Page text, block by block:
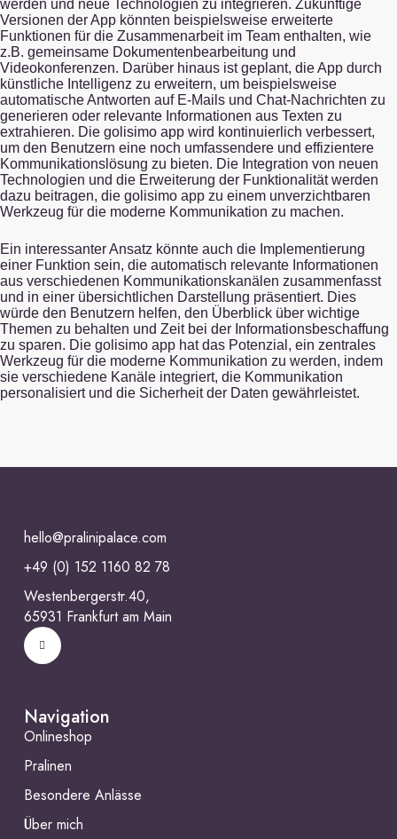
werden und neue Technologien zu integrieren. Zukünftige
Versionen der App könnten beispielsweise erweiterte
Funktionen für die Zusammenarbeit im Team enthalten, wie
z.B. gemeinsame Dokumentenbearbeitung und
Videokonferenzen. Darüber hinaus ist geplant, die App durch
künstliche Intelligenz zu erweitern, um beispielsweise
automatische Antworten auf E-Mails und Chat-Nachrichten zu
generieren oder relevante Informationen aus Texten zu
extrahieren. Die golisimo app wird kontinuierlich verbessert,
um den Benutzern eine noch umfassendere und effizientere
Kommunikationslösung zu bieten. Die Integration von neuen
Technologien und die Erweiterung der Funktionalität werden
dazu beitragen, die golisimo app zu einem unverzichtbaren
Werkzeug für die moderne Kommunikation zu machen.
Ein interessanter Ansatz könnte auch die Implementierung
einer Funktion sein, die automatisch relevante Informationen
aus verschiedenen Kommunikationskanälen zusammenfasst
und in einer übersichtlichen Darstellung präsentiert. Dies
würde den Benutzern helfen, den Überblick über wichtige
Themen zu behalten und Zeit bei der Informationsbeschaffung
zu sparen. Die golisimo app hat das Potenzial, ein zentrales
Werkzeug für die moderne Kommunikation zu werden, indem
sie verschiedene Kanäle integriert, die Kommunikation
personalisiert und die Sicherheit der Daten gewährleistet.
hello@pralinipalace.com
+49 (0) 152 1160 82 78
Westenbergerstr.40,
65931 Frankfurt am Main
Navigation
Onlineshop
Pralinen
Besondere Anlässe
Über mich